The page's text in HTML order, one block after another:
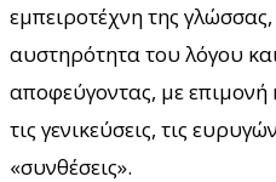
εμπειροτέχνη της γλώσσας,
αυστηρότητα του λόγου
αποφεύγοντας, με
τις γενικεύσεις, τις
«συνθέσεις».